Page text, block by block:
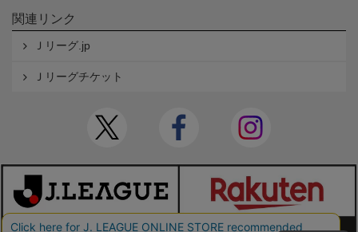
関連リンク
Ｊリーグ.jp
Ｊリーグチケット